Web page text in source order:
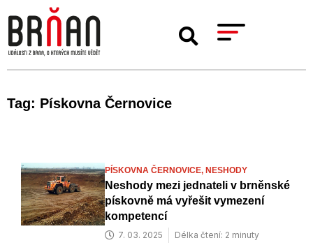
Tag: Pískovna Černovice
PÍSKOVNA ČERNOVICE, NESHODY
Neshody mezi jednateli v brněnské
pískovně má vyřešit vymezení
kompetencí
7. 03. 2025 Délka čtení: 2 minuty